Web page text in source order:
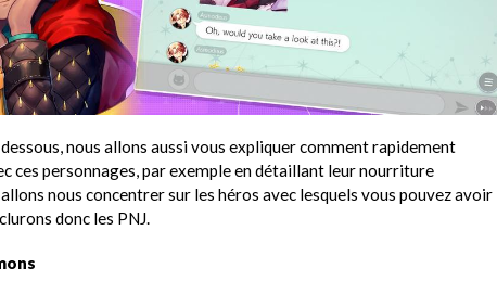
nous allons aussi vous expliquer comment rapidement
ces personnages, par exemple en détaillant leur nourriture
nous concentrer sur les héros avec lesquels vous pouvez avoir
donc les PNJ.